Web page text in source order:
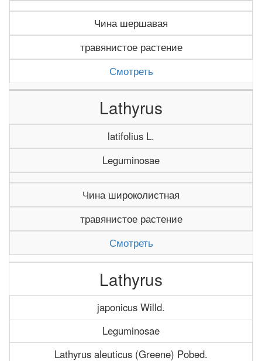
Чина шершавая
травянистое растение
Смотреть
Lathyrus
latifolius L.
Leguminosae
Чина широколистная
травянистое растение
Смотреть
Lathyrus
japonicus Willd.
Leguminosae
Lathyrus aleuticus (Greene) Pobed.